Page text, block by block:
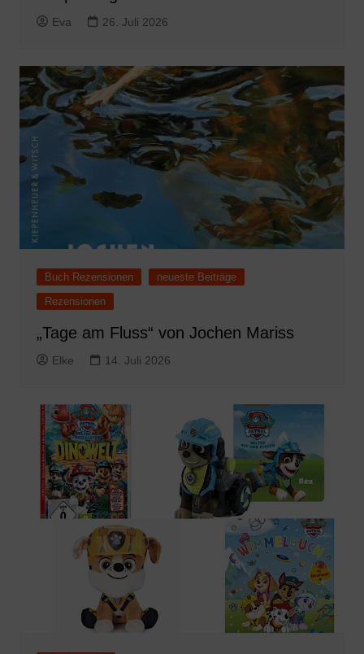
Eva 26. Juli 2026
Buch Rezensionen
neueste Beiträge
Rezensionen
„Tage am Fluss“ von Jochen Mariss
Elke 14. Juli 2026